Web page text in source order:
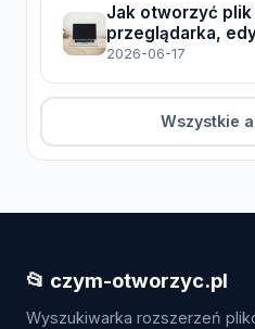
Jak otworzyć
przeglądarka,
2026-06-17
Wszystkie
📂 czym-otworzyc.pl
Wyszukiwarka rozszerzeń